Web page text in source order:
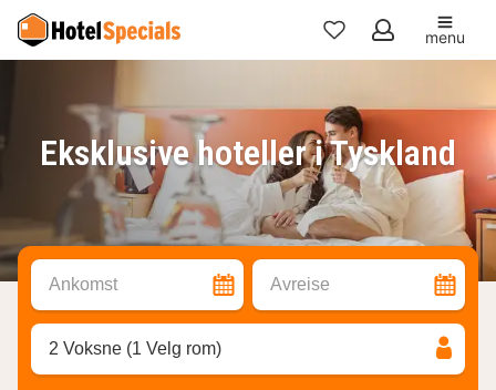
Mine
menu
Eksklusive hoteller i Tyskland
Ankomst Avreise
2 Voksne (1 Velg rom)